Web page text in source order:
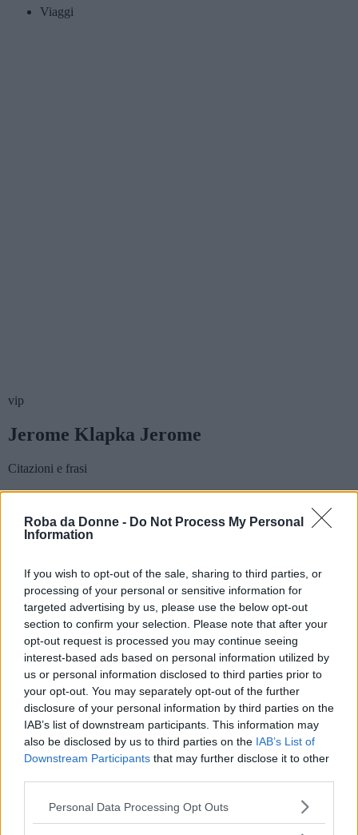
Roba da Donne - Do Not Process My Personal
Information
If you wish to opt-out of the sale, sharing to third parties, or
processing of your personal or sensitive information for
targeted advertising by us, please use the below opt-out
section to confirm your selection. Please note that after your
opt-out request is processed you may continue seeing
interest-based ads based on personal information utilized by
us or personal information disclosed to third parties prior to
your opt-out. You may separately opt-out of the further
disclosure of your personal information by third parties on the
IAB’s list of downstream participants. This information may
also be disclosed by us to third parties on the IAB’s List of
Downstream Participants that may further disclose it to other
Please note that this website/app uses one or more Google
Personal Data Processing Opt Outs
Viaggi
vip
Jerome Klapka Jerome
Citazioni e frasi
Tittums è il nostro gatto, ed ha le dimensioni di un
come uno studente in medicina.
Frasi sui gatti Frasi sulla schiena
Se una donna desidera un diadema di diamanti, vi
spiegherà che è per evitarvi di comperarle un
cappello.
Frasi sui cappelli Frasi sui diamanti
Non esiste la felicità perfetta! - Disse l'uomo quando
morì la suocera e gli presentarono la nota spese dei
funerali.
Noi siamo gli infelici schiavi del nostro stomaco.